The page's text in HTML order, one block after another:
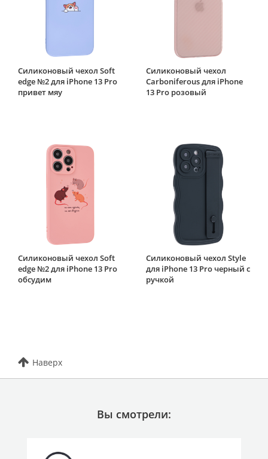
Силиконовый чехол Soft
edge №2 для iPhone 13 Pro
привет мяу
Силиконовый чехол
Carboniferous для iPhone
13 Pro розовый
Силиконовый чехол Soft
edge №2 для iPhone 13 Pro
обсудим
Силиконовый чехол Style
для iPhone 13 Pro черный с
ручкой
Наверх
Вы смотрели: